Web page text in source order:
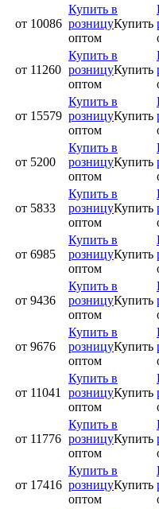
от 10086
Купить в
розницуКупить
оптом
от 11260
Купить в
розницуКупить
оптом
от 15579
Купить в
розницуКупить
оптом
от 5200
Купить в
розницуКупить
оптом
от 5833
Купить в
розницуКупить
оптом
от 6985
Купить в
розницуКупить
оптом
от 9436
Купить в
розницуКупить
оптом
от 9676
Купить в
розницуКупить
оптом
от 11041
Купить в
розницуКупить
оптом
от 11776
Купить в
розницуКупить
оптом
от 17416
Купить в
розницуКупить
оптом